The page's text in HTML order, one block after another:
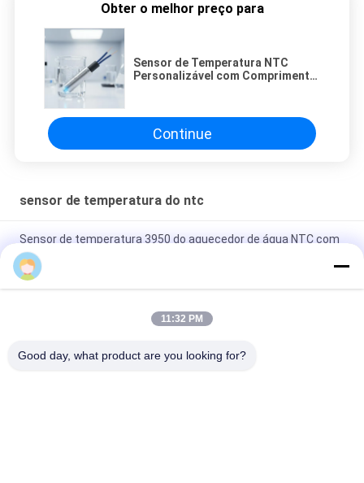
Obter o melhor preço para
Sensor de Temperatura NTC
Personalizável com Comprimento
Monitoramento de Temperatura
de Alta Precisão
Continue
sensor de temperatura do ntc
Sensor de temperatura 3950 do aquecedor de água NTC com
metal plástico
Variação da temperatura 3950 larga do sensor de
temperatura 10K do termistor do calefator NTC da C.A. 1%
cerâmico do terminal NTC 3950 no pVC
11:32 PM
Good day, what product are you looking for?